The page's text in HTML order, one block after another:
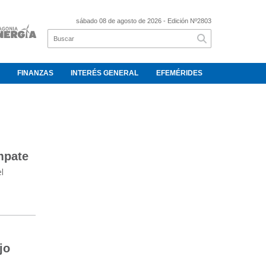
sábado 08 de agosto de 2026 - Edición Nº2803
FINANZAS INTERÉS GENERAL EFEMÉRIDES